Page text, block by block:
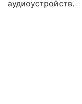
аудиоустройств.